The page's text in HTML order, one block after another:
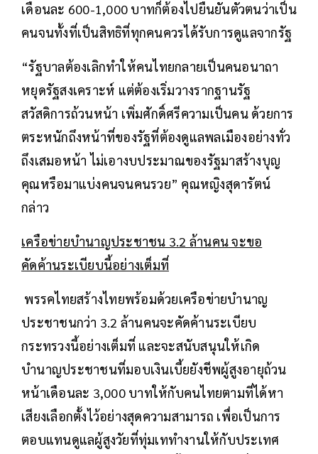
เดือนละ 600-1,000 บาทก็ต้องไปยืนยันตัวตนว่าเป็น
คนจนทั้งที่เป็นสิทธิที่ทุกคนควรได้รับการดูแลจากรัฐ
“รัฐบาลต้องเลิกทำให้คนไทยกลายเป็นคนอนาถา
หยุดรัฐสงเคราะห์ แต่ต้องเริ่มวางรากฐานรัฐ
สวัสดิการถ้วนหน้า เพิ่มศักดิ์ศรีความเป็นคน ด้วยการ
ตระหนักถึงหน้าที่ของรัฐที่ต้องดูแลพลเมืองอย่างทั่ว
ถึงเสมอหน้า ไม่เอางบประมาณของรัฐมาสร้างบุญ
คุณหรือมาแบ่งคนจนคนรวย” คุณหญิงสุดารัตน์
กล่าว
เครือข่ายบำนาญประชาชน 3.2 ล้านคน จะขอ
คัดค้านระเบียบนี้อย่างเต็มที่
พรรคไทยสร้างไทยพร้อมด้วยเครือข่ายบำนาญ
ประชาชนกว่า 3.2 ล้านคนจะคัดค้านระเบียบ
กระทรวงนี้อย่างเต็มที่ และจะสนับสนุนให้เกิด
บำนาญประชาชนที่มอบเงินเบี้ยยังชีพผู้สูงอายุถ้วน
หน้าเดือนละ 3,000 บาทให้กับคนไทยตามที่ได้หา
เสียงเลือกตั้งไว้อย่างสุดความสามารถ เพื่อเป็นการ
ตอบแทนดูแลผู้สูงวัยที่ทุ่มเททำงานให้กับประเทศ